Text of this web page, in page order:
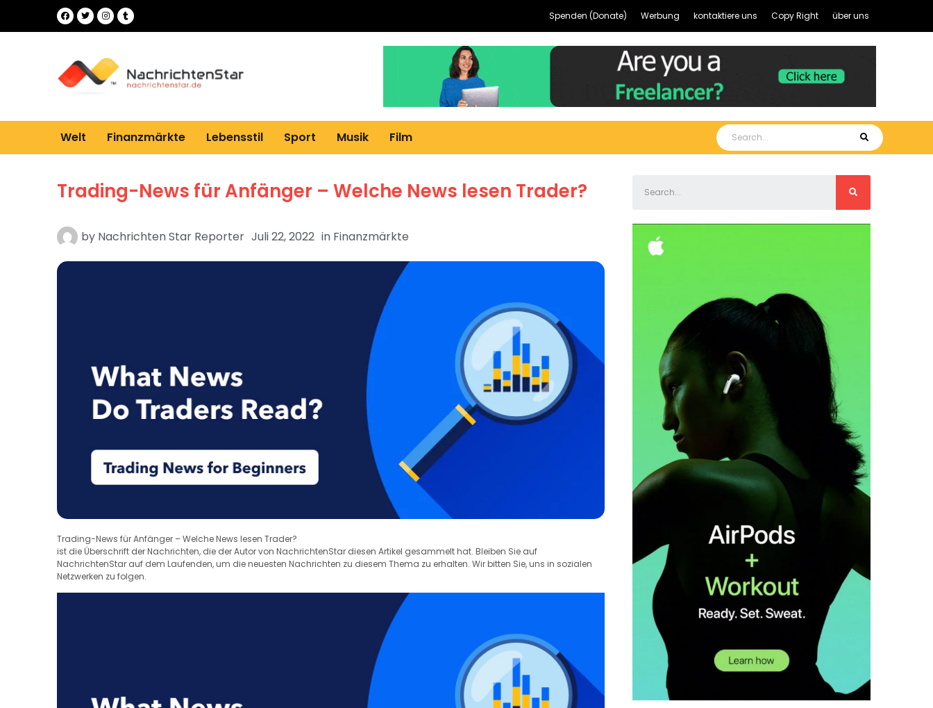
Spenden (Donate) Werbung kontaktiere uns Copy Right über uns
Welt Finanzmärkte Lebensstil Sport Musik Film
Trading-News für Anfänger – Welche News lesen Trader?
by Nachrichten Star Reporter Juli 22, 2022 in Finanzmärkte
Trading-News für Anfänger – Welche News lesen Trader?
ist die Überschrift der Nachrichten, die der Autor von NachrichtenStar diesen Artikel gesammelt hat. Bleiben Sie auf
NachrichtenStar auf dem Laufenden, um die neuesten Nachrichten zu diesem Thema zu erhalten. Wir bitten Sie, uns in sozialen
Netzwerken zu folgen.